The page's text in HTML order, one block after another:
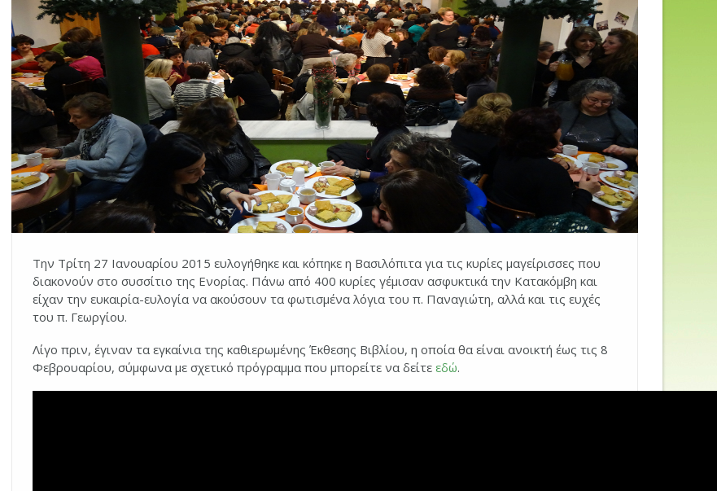
Την Τρίτη 27 Ιανουαρίου 2015 ευλογήθηκε και κόπηκε η Βασιλόπιτα για τις κυρίες μαγείρισσες που
διακονούν στο συσσίτιο της Ενορίας. Πάνω από 400 κυρίες γέμισαν ασφυκτικά την Κατακόμβη και
είχαν την ευκαιρία-ευλογία να ακούσουν τα φωτισμένα λόγια του π. Παναγιώτη, αλλά και τις ευχές
του π. Γεωργίου.
Λίγο πριν, έγιναν τα εγκαίνια της καθιερωμένης Έκθεσης Βιβλίου, η οποία θα είναι ανοικτή έως τις 8
Φεβρουαρίου, σύμφωνα με σχετικό πρόγραμμα που μπορείτε να δείτε εδώ.